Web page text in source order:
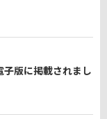
版に掲載されまし